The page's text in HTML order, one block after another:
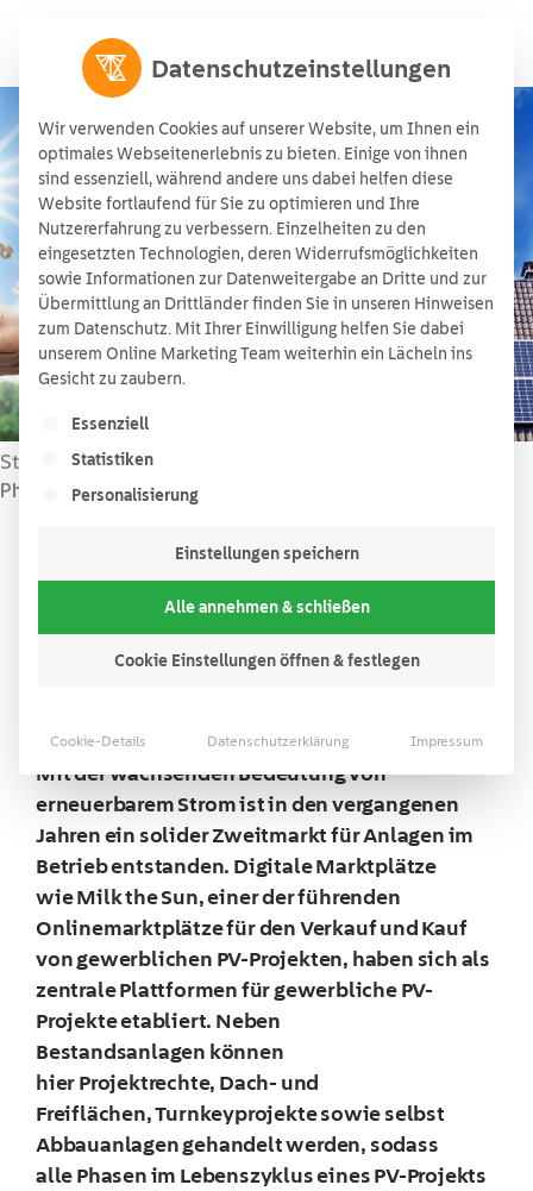
Gewerbliche
Photovoltaikanlagen kaufen
und verkaufen
26/10/2021
Startseite»Energieblog
Photovoltaikanlagen kaufen und verkaufen
3 Minuten
Inhaltsverzeichnis
attraktive Investitionsklasse.
Mit der wachsenden Bedeutung von
erneuerbarem Strom ist in den vergangenen
Jahren ein solider Zweitmarkt für Anlagen im
Betrieb entstanden. Digitale Marktplätze
wie Milk the Sun, einer der führenden
Onlinemarktplätze für den Verkauf und Kauf
von gewerblichen PV-Projekten, haben sich als
zentrale Plattformen für gewerbliche PV-
Projekte etabliert. Neben
Bestandsanlagen können
hier Projektrechte, Dach- und
Freiflächen, Turnkeyprojekte sowie selbst
Abbauanlagen gehandelt werden, sodass
alle Phasen im Lebenszyklus eines PV-Projekts
Datenschutzeinstellungen
Wir verwenden Cookies auf unserer Website, um Ihnen ein
optimales Webseitenerlebnis zu bieten. Einige von ihnen
sind essenziell, während andere uns dabei helfen diese
Website fortlaufend für Sie zu optimieren und Ihre
Nutzererfahrung zu verbessern. Einzelheiten zu den
eingesetzten Technologien, deren Widerrufsmöglichkeiten
sowie Informationen zur Datenweitergabe an Dritte und zur
Übermittlung an Drittländer finden Sie in unseren Hinweisen
zum Datenschutz. Mit Ihrer Einwilligung helfen Sie dabei
unserem Online Marketing Team weiterhin ein Lächeln ins
Gesicht zu zaubern.
Es folgt eine Liste der Service-Gruppen, für die
Essenziell
Statistiken
Personalisierung
Einstellungen speichern
Alle annehmen & schließen
Cookie Einstellungen öffnen & festlegen
Cookie-Details Datenschutzerklärung Impressum